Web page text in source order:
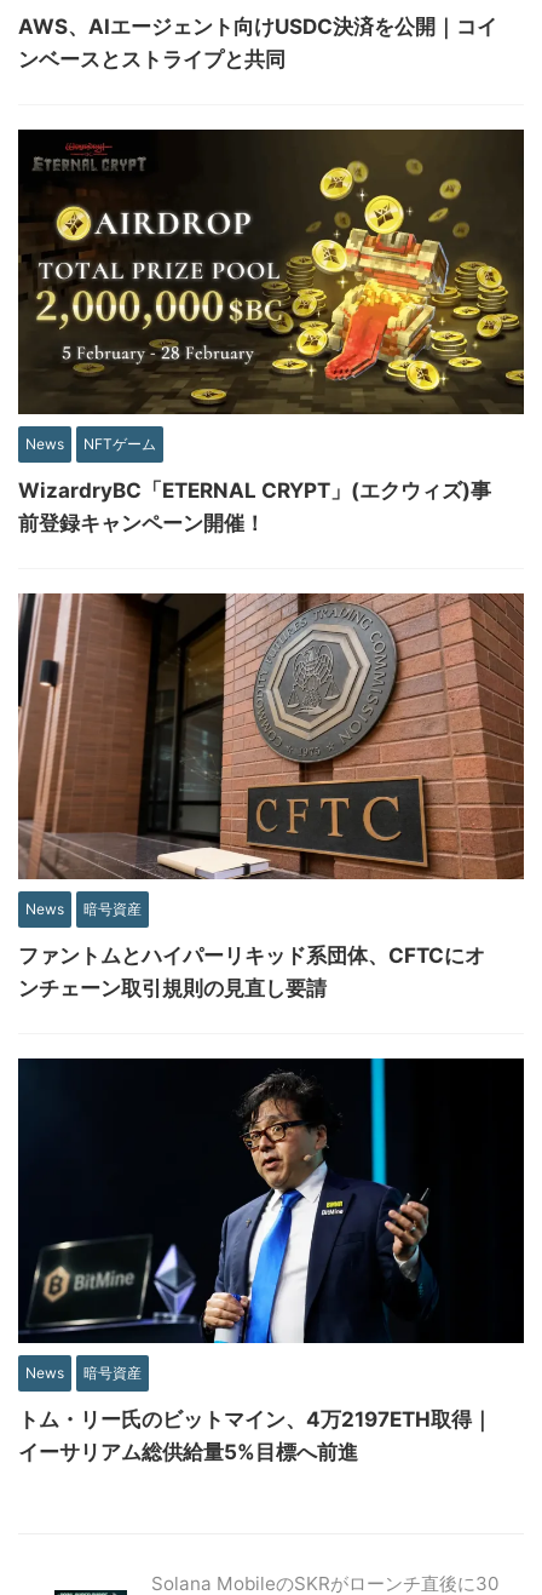
AWS、AIエージェント向けUSDC決済を公開｜コイ
ンベースとストライプと共同
News NFTゲーム
WizardryBC「ETERNAL CRYPT」(エクウィズ)事
前登録キャンペーン開催！
News 暗号資産
ファントムとハイパーリキッド系団体、CFTCにオ
ンチェーン取引規則の見直し要請
News 暗号資産
トム・リー氏のビットマイン、4万2197ETH取得｜
イーサリアム総供給量5%目標へ前進
Solana MobileのSKRがローンチ直後に30